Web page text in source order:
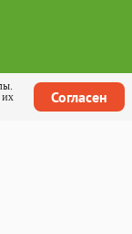
Согласен